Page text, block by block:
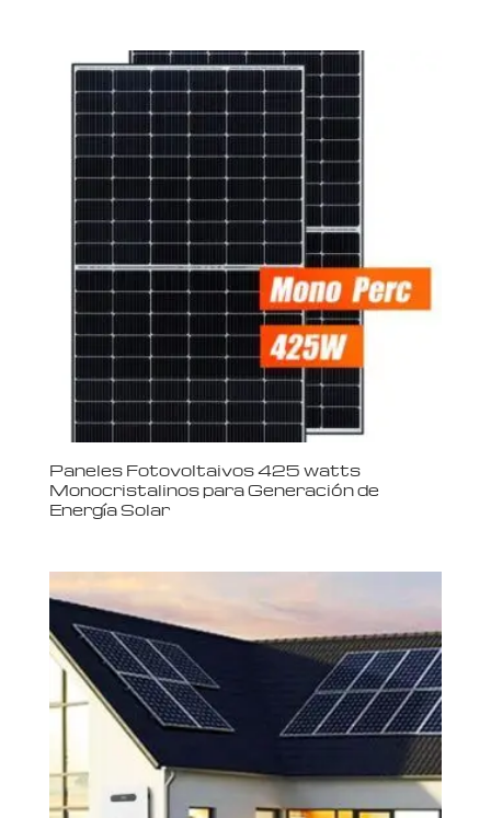
Paneles Fotovoltaivos 425 watts
Monocristalinos para Generación de
Energía Solar